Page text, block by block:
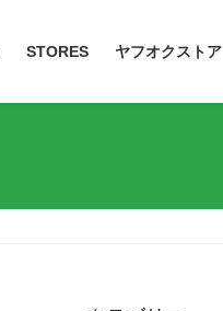
STORES ヤフオクストア